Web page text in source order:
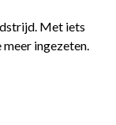
Met iets
ingezeten.